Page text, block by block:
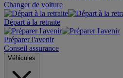
Changer de voiture
Départ à la retraite
Préparer l'avenir
Conseil assurance
Véhicules